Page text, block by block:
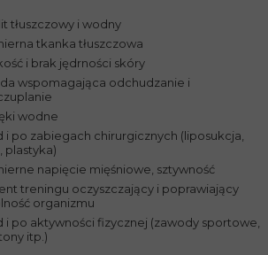
tłuszczowy i wodny
tkanka tłuszczowa
i brak jędrności skóry
wspomagająca odchudzanie i
wodne
i po zabiegach chirurgicznych (liposukcja,
plastyka)
napięcie mięśniowe, sztywność
treningu oczyszczający i poprawiający
organizmu
i po aktywności fizycznej (zawody sportowe,
itp.)